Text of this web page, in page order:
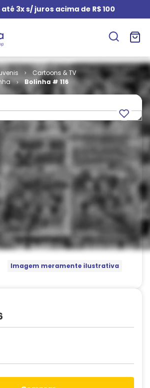
3x s/ juros acima de R$ 100
Cartoons & TV
Bolinha # 116
Imagem meramente ilustrativa